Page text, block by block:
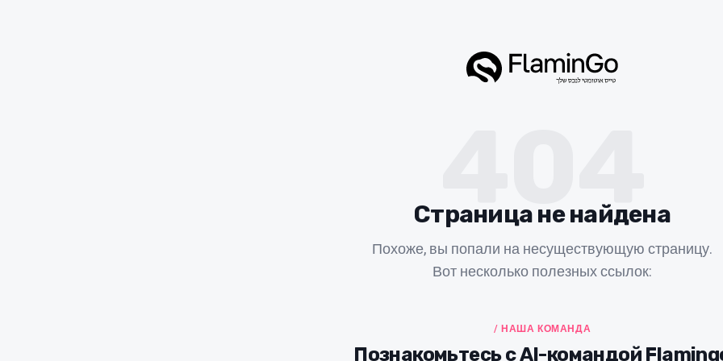
Страница не найдена
Похоже, вы попали на несуществующую страницу.
Вот несколько полезных ссылок:
/ НАША КОМАНДА
Познакомьтесь с AI-командой